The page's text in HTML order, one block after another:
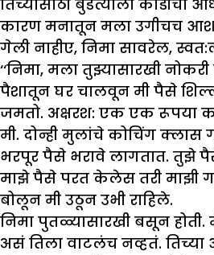
तिच्यासाठी बुडत्याला काडीचा
कारण मनातून मला उगीचच
गेली नाहीए, निमा सावरेल,
‘‘निमा, मला तुझ्यासारखी नोकरी
पैशातून घर चालवून मी पैसे
जमतो. अक्षरश: एक एक
मी. दोन्ही मुलांचे कोचिंग
भरपूर पैसे भरावे लागतात. तुझे
माझे पैसे परत केलेस तरी माझी
बोलून मी उठून उभी राहिले.
निमा पुतळ्यासारखी बसून
असं तिला वाटलंच नव्हतं. तिच्या